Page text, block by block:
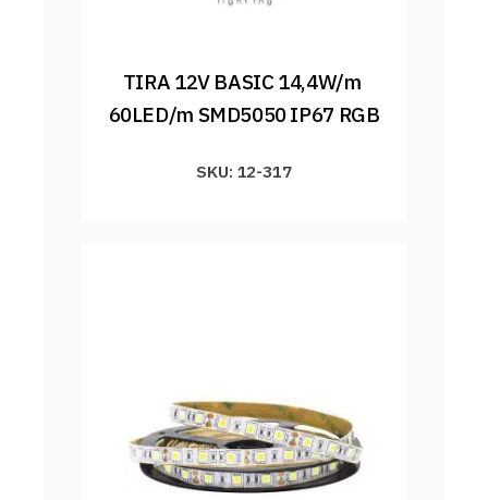
TIRA 12V BASIC 14,4W/m
60LED/m SMD5050 IP67 RGB
SKU: 12-317